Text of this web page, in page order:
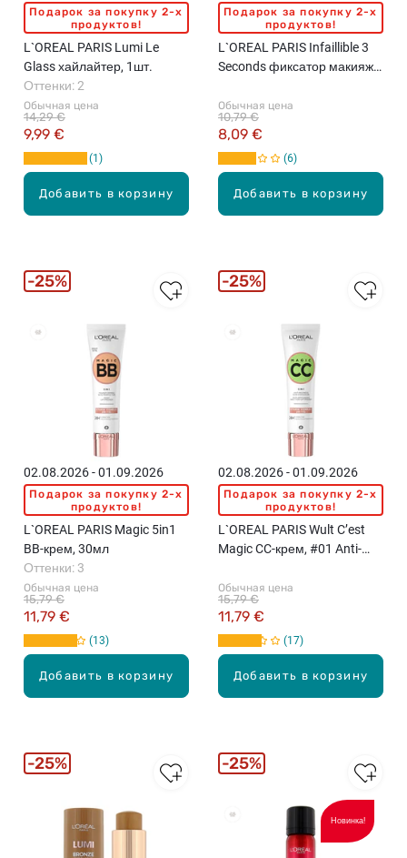
Добавить в корзину
Подарок за покупку 2-x
продуктов!
L`OREAL PARIS Lumi Le
Glass хайлайтер, 1шт.
Обычная цена
9,99 €
14,29 €
Оттенки: 2
1
Добавить в корзину
Подарок за покупку 2-x
продуктов!
L`OREAL PARIS Infaillible 3
Seconds фиксатор макияжа,
Обычная цена
8,09 €
10,79 €
6
Добавить в корзину
02.08.2026 - 01.09.2026
Подарок за покупку 2-x
продуктов!
L`OREAL PARIS Magic 5in1
BB-крем, 30мл
Обычная цена
11,79 €
15,79 €
Оттенки: 3
13
25%
Добавить в корзину
02.08.2026 - 01.09.2026
Подарок за покупку 2-x
продуктов!
L`OREAL PARIS Wult C’est
Magic CC-крем, #01 Anti-
Обычная цена
11,79 €
15,79 €
17
25%
25%
Новинка!
25%